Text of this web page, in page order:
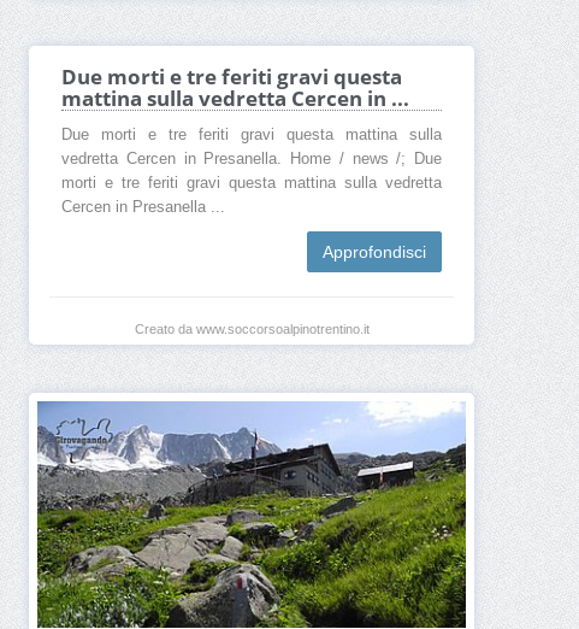
Due morti e tre feriti gravi questa
mattina sulla vedretta Cercen in ...
Due morti e tre feriti gravi questa mattina sulla
vedretta Cercen in Presanella. Home / news /; Due
morti e tre feriti gravi questa mattina sulla vedretta
Cercen in Presanella ...
Approfondisci
Creato da www.soccorsoalpinotrentino.it